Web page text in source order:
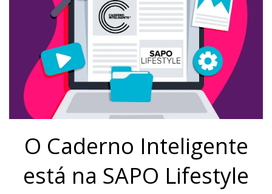
O Caderno Inteligente
está na SAPO Lifestyle